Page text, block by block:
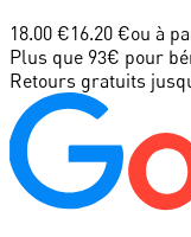
18.00 €16.20 €ou à
Plus que 93€ pour
Retours gratuits